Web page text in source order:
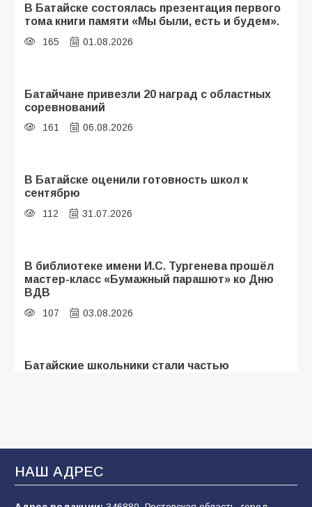
В Батайске состоялась презентация первого
тома книги памяти «Мы были, есть и будем».
165 01.08.2026
Батайчане привезли 20 наград с областных
соревнований
161 06.08.2026
В Батайске оценили готовность школ к
сентябрю
112 31.07.2026
В библиотеке имени И.С. Тургенева прошёл
мастер-класс «Бумажный парашют» ко Дню
ВДВ
107 03.08.2026
Батайские школьники стали частью
«Мобилизация или набор?» Что на самом
деле происходит в армии России в августе
2026 года
НАШ АДРЕС